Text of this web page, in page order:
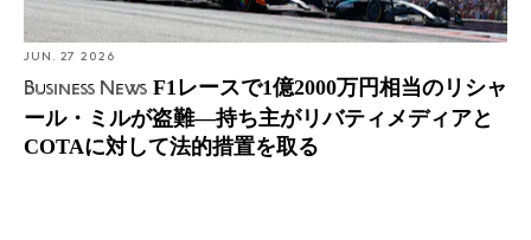
本社
スイス
URL
www.richardmille.jp/
JUN. 27 2026
Business News F1レースで1億2000万円相当のリシャ
ール・ミルが盗難―持ち主がリバティメディアと
COTAに対して法的措置を取る